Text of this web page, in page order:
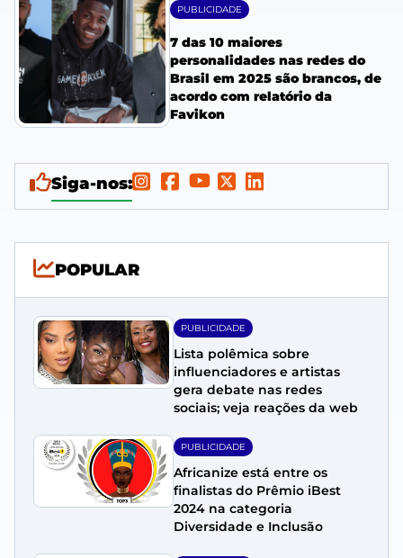
PUBLICIDADE
7 das 10 maiores
personalidades nas redes do
Brasil em 2025 são brancos, de
acordo com relatório da
Favikon
Siga-nos:
POPULAR
PUBLICIDADE
Lista polêmica sobre
influenciadores e artistas
gera debate nas redes
sociais; veja reações da web
PUBLICIDADE
Africanize está entre os
finalistas do Prêmio iBest
2024 na categoria
Diversidade e Inclusão